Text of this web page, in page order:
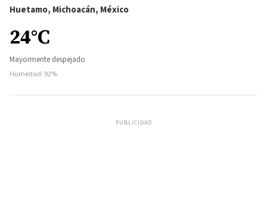
Huetamo, Michoacán, México
24°C
Mayormente despejado
Humedad: 92%
PUBLICIDAD